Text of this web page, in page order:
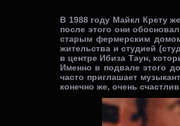
В 1988 году Майкл Крету
после этого они
старым фермерским
жительства и студией
в центре Ибиза Таун,
Именно в подвале этого
часто приглашает
конечно же, очень